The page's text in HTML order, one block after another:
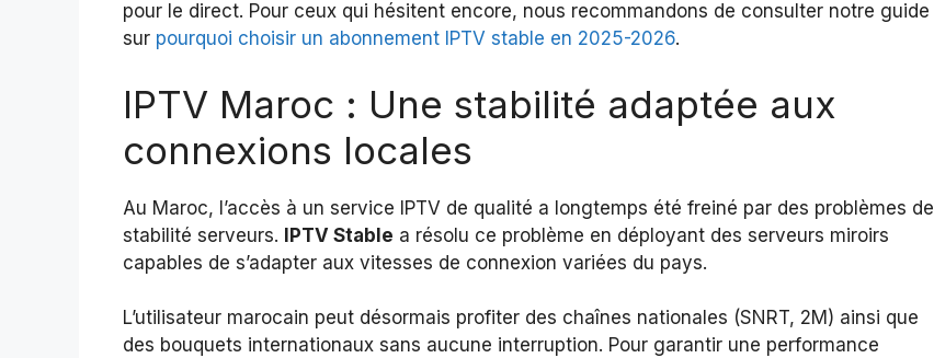
pour le direct. Pour ceux qui hésitent encore, nous recommandons de consulter notre guide
sur pourquoi choisir un abonnement IPTV stable en 2025-2026.
IPTV Maroc : Une stabilité adaptée aux
connexions locales
Au Maroc, l’accès à un service IPTV de qualité a longtemps été freiné par des problèmes de
stabilité serveurs. IPTV Stable a résolu ce problème en déployant des serveurs miroirs
capables de s’adapter aux vitesses de connexion variées du pays.
L’utilisateur marocain peut désormais profiter des chaînes nationales (SNRT, 2M) ainsi que
des bouquets internationaux sans aucune interruption. Pour garantir une performance